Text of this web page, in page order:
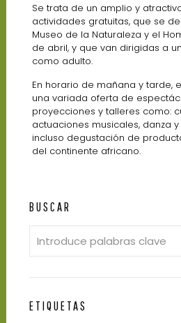
Se trata de un amplio y
actividades gratuitas, que se
Museo de la Naturaleza y el
de abril, y que van dirigidas a
como adulto.
En horario de mañana y tarde,
una variada oferta de
proyecciones y talleres como:
actuaciones musicales, danza
incluso degustación de
del continente africano.
BUSCAR
ETIQUETAS